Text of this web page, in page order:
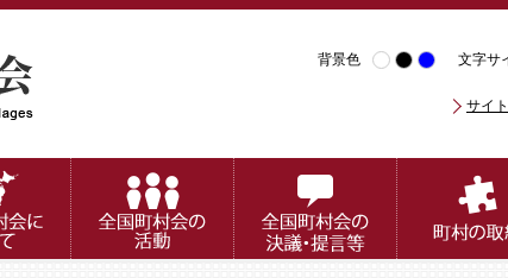
背景色 文字サ
サイ